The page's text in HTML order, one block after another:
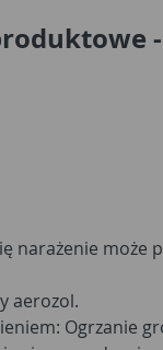
-
narażenie może
aerozol.
Ogrzanie